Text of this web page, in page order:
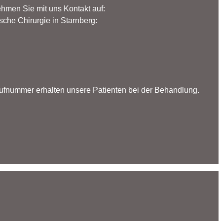
Sie mit uns Kontakt auf:
Chirurgie in Starnberg:
erhalten unsere Patienten bei der Behandlung.